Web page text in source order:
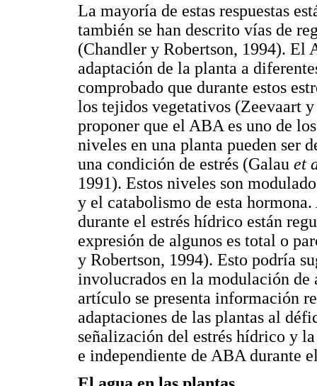
La mayoría de estas respuestas
también se han descrito vías de
(Chandler y Robertson, 1994). El
adaptación de la planta a
comprobado que durante estos
los tejidos vegetativos (Zeevaart
proponer que el ABA es uno de
niveles en una planta pueden ser
una condición de estrés (Galau et
1991). Estos niveles son
y el catabolismo de esta hormona.
durante el estrés hídrico están
expresión de algunos es total o
y Robertson, 1994). Esto podría
involucrados en la modulación de
artículo se presenta información
adaptaciones de las plantas al
señalización del estrés hídrico y
e independiente de ABA durante